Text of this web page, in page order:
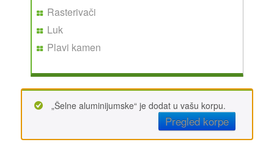
Rasterivači
Luk
Plavi kamen
„Šelne aluminijumske“ je dodat u vašu korpu.
Pregled korpe